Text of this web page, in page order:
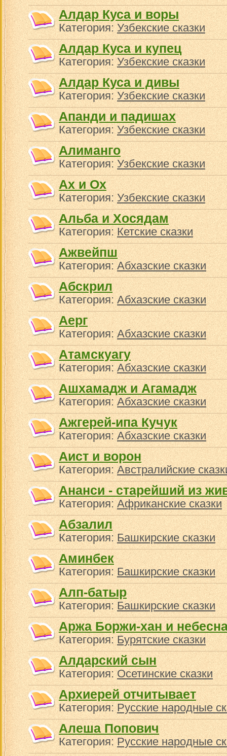
Алдар Куса и воры
Категория:Узбекские сказки
Алдар Куса и купец
Категория:Узбекские сказки
Алдар Куса и дивы
Категория:Узбекские сказки
Апанди и падишах
Категория:Узбекские сказки
Алиманго
Категория:Узбекские сказки
Ах и Ох
Категория:Узбекские сказки
Альба и Хосядам
Категория:Кетские сказки
Ажвейпш
Категория:Абхазские сказки
Абскрил
Категория:Абхазские сказки
Аерг
Категория:Абхазские сказки
Атамскуагу
Категория:Абхазские сказки
Ашхамадж и Агамадж
Категория:Абхазские сказки
Ажгерей-ипа Кучук
Категория:Абхазские сказки
Аист и ворон
Категория:Австралийские
Ананси - старейший из
Категория:Африканские сказки
Абзалил
Категория:Башкирские сказки
Аминбек
Категория:Башкирские сказки
Алп-батыр
Категория:Башкирские сказки
Аржа Боржи-хан и
Категория:Бурятские сказки
Алдарский сын
Категория:Осетинские сказки
Архиерей отчитывает
Категория:Русские народные
Алеша Попович
Категория:Русские народные